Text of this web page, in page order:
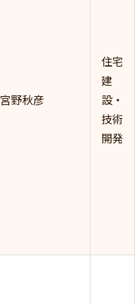
宮野秋彦
住宅
建
設・
技術
開発